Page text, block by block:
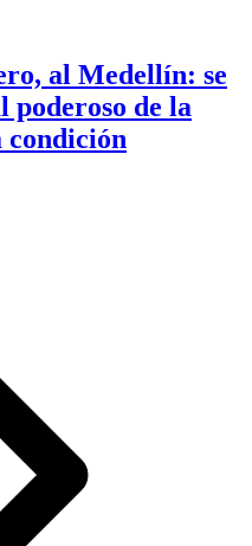
al Medellín: se
poderoso de la
condición